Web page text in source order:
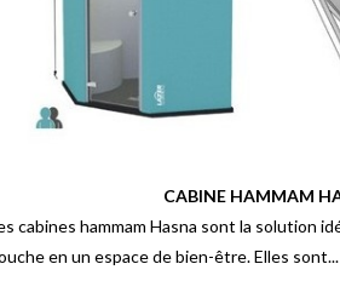
CABINE HAMMAM
cabines hammam Hasna sont la solution
en un espace de bien-être. Elles sont...